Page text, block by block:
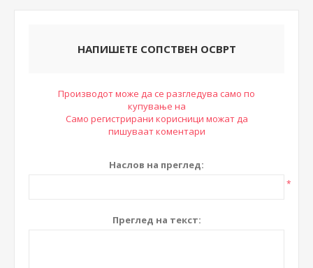
НАПИШЕТЕ СОПСТВЕН ОСВРТ
Производот може да се разгледува само по
купување на
Само регистрирани корисници можат да
пишуваат коментари
Наслов на преглед:
*
Преглед на текст: